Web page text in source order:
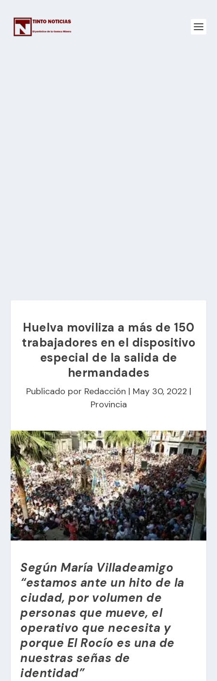
Huelva moviliza a más de 150
trabajadores en el dispositivo
especial de la salida de
hermandades
Publicado por Redacción | May 30, 2022 |
Provincia
Según María Villadeamigo
“estamos ante un hito de la
ciudad, por volumen de
personas que mueve, el
operativo que necesita y
porque El Rocío es una de
nuestras señas de
identidad”